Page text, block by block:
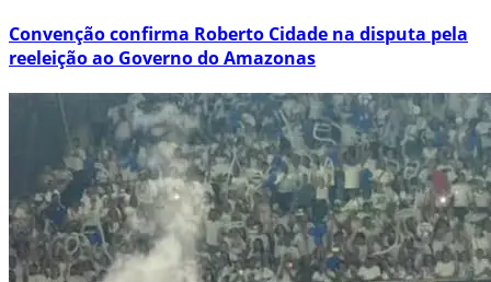
Convenção confirma Roberto Cidade na disputa pela
reeleição ao Governo do Amazonas